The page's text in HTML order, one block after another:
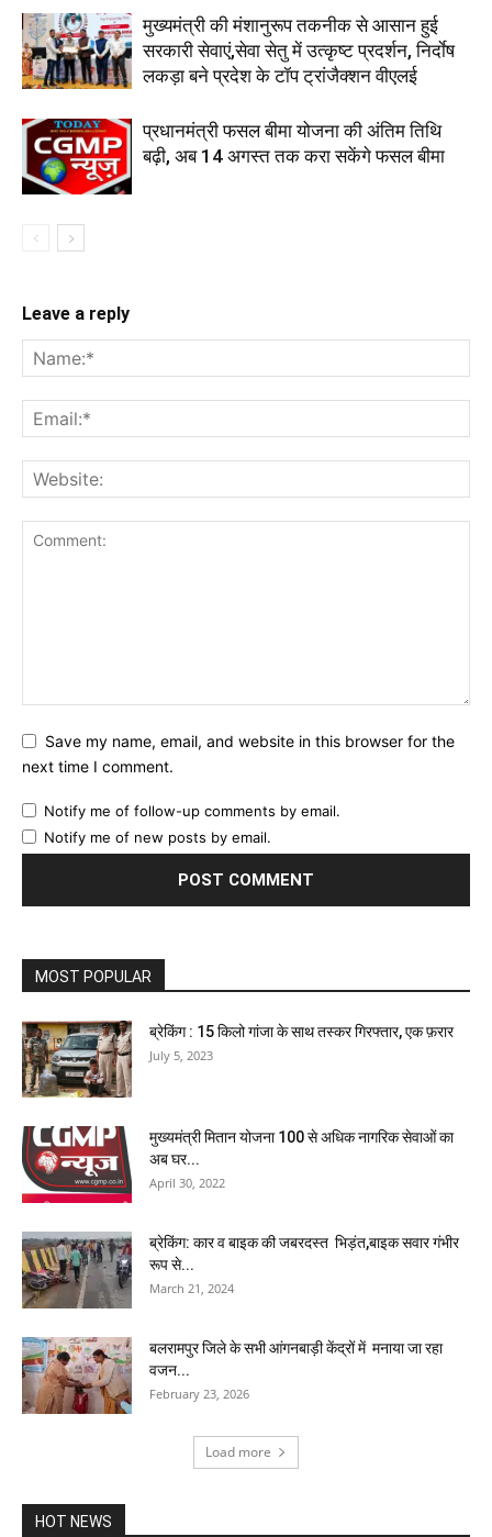
मुख्यमंत्री की मंशानुरूप तकनीक से आसान हुई
सरकारी सेवाएं,सेवा सेतु में उत्कृष्ट प्रदर्शन, निर्दाेष
लकड़ा बने प्रदेश के टॉप ट्रांजैक्शन वीएलई
प्रधानमंत्री फसल बीमा योजना की अंतिम तिथि
बढ़ी, अब 14 अगस्त तक करा सकेंगे फसल बीमा
Leave a reply
Save my name, email, and website in this browser for the
next time I comment.
Notify me of follow-up comments by email.
Notify me of new posts by email.
MOST POPULAR
ब्रेकिंग : 15 किलो गांजा के साथ तस्कर गिरफ्तार, एक फ़रार
July 5, 2023
मुख्यमंत्री मितान योजना 100 से अधिक नागरिक सेवाओं का
अब घर...
April 30, 2022
ब्रेकिंग: कार व बाइक की जबरदस्त भिड़ंत,बाइक सवार गंभीर
रूप से...
March 21, 2024
बलरामपुर जिले के सभी आंगनबाड़ी केंद्रों में मनाया जा रहा
वजन...
February 23, 2026
Load more
HOT NEWS